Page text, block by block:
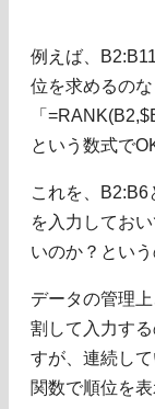
例えば、
位を求めるのな
「
という数式で
これを、
を入力してお
いのか？とい
データの管理
割して入力す
すが、連続し
関数で順位を